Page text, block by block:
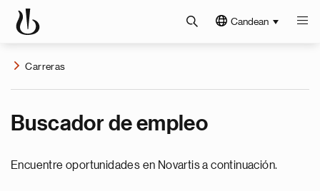
Candean
Carreras
Buscador de empleo
Encuentre oportunidades en Novartis a continuación.